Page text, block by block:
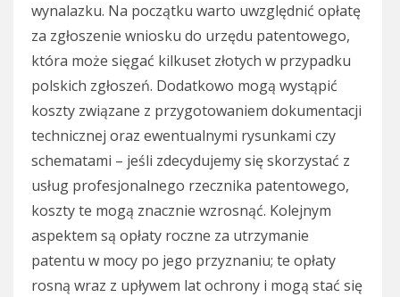
wynalazku. Na początku warto uwzględnić opłatę
za zgłoszenie wniosku do urzędu patentowego,
która może sięgać kilkuset złotych w przypadku
polskich zgłoszeń. Dodatkowo mogą wystąpić
koszty związane z przygotowaniem dokumentacji
technicznej oraz ewentualnymi rysunkami czy
schematami – jeśli zdecydujemy się skorzystać z
usług profesjonalnego rzecznika patentowego,
koszty te mogą znacznie wzrosnąć. Kolejnym
aspektem są opłaty roczne za utrzymanie
patentu w mocy po jego przyznaniu; te opłaty
rosną wraz z upływem lat ochrony i mogą stać się